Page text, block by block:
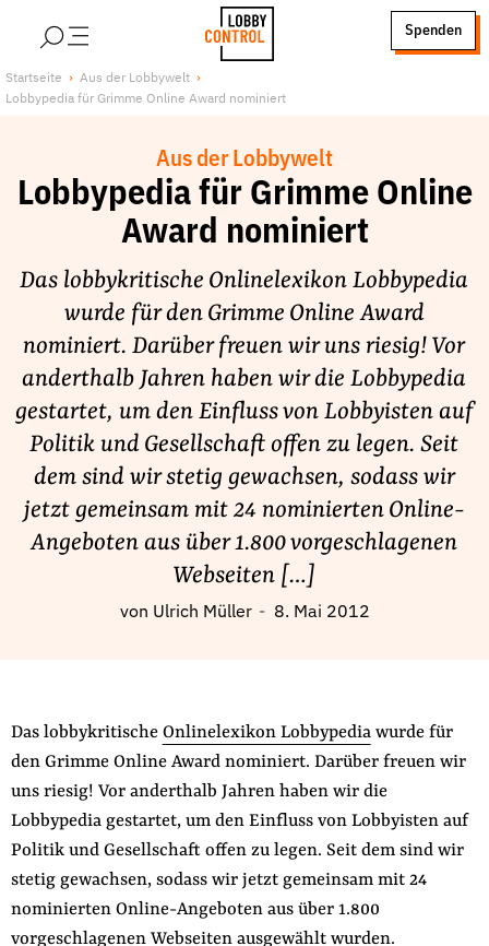
StartSeite
Spenden
Über uns
Finanzierung
Lobbykritische Stadtführungen
Unsere Schwerpunkte
Lobbykontrolle und Regeln
Lobbyismus und Klima
Macht der Digitalkonzerne
Spenden & Fördern
Fördermitglied werden
Jetzt Spenden
Bußgelder und Geldauflagen
Newsletter
Kontakt
Impressum
Startseite
Aus der Lobbywelt
Lobbypedia für Grimme Online Award nominiert
Aus der Lobbywelt
Lobbypedia für Grimme Online
Award nominiert
Das lobbykritische Onlinelexikon Lobbypedia
wurde für den Grimme Online Award
nominiert. Darüber freuen wir uns riesig! Vor
anderthalb Jahren haben wir die Lobbypedia
gestartet, um den Einfluss von Lobbyisten auf
Politik und Gesellschaft offen zu legen. Seit
dem sind wir stetig gewachsen, sodass wir
jetzt gemeinsam mit 24 nominierten Online-
Angeboten aus über 1.800 vorgeschlagenen
Webseiten […]
von Ulrich Müller 8. Mai 2012
Das lobbykritische Onlinelexikon Lobbypediawurde für
den Grimme Online Award nominiert. Darüber freuen wir
uns riesig! Vor anderthalb Jahren haben wir die
Lobbypedia gestartet, um den Einfluss von Lobbyisten auf
Politik und Gesellschaft offen zu legen. Seit dem sind wir
stetig gewachsen, sodass wir jetzt gemeinsam mit 24
nominierten Online-Angeboten aus über 1.800
vorgeschlagenen Webseiten ausgewählt wurden.